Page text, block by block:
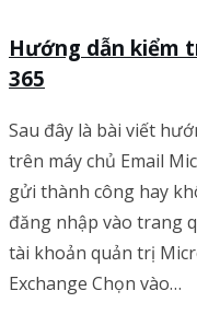
Hướng dẫn kiểm
365
Sau đây là bài viết
trên máy chủ Email
gửi thành công hay
đăng nhập vào trang
tài khoản quản trị
Exchange Chọn vào…